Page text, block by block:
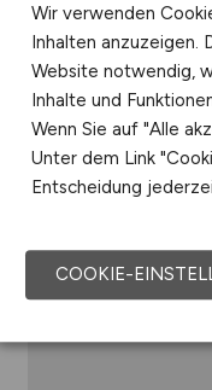
Wir verwenden
Inhalten anzuzeigen.
Website notwendig,
Inhalte und
Wenn Sie auf "Alle
Unter dem Link
Entscheidung
COOKIE-